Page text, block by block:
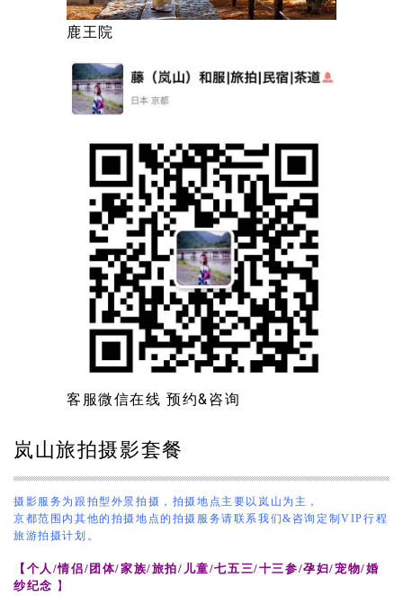
鹿王院
客服微信在线 预约&咨询
岚山旅拍摄影套餐
摄影服务为跟拍型外景拍摄，拍摄地点主要以岚山为主，
京都范围内其他的拍摄地点的拍摄服务请联系我们&咨询定制VIP行程
旅游拍摄计划。
【个人/情侣/团体/家族/旅拍/儿童/七五三/十三参/孕妇/宠物/婚
纱纪念 】